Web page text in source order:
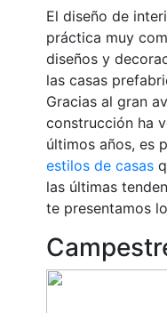
El diseño de
práctica muy
diseños y
las casas
Gracias al gran
construcción ha
últimos años, es
estilos de casas
las últimas
te presentamos